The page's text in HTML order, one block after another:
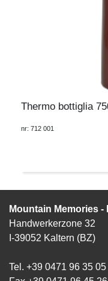
Thermo bottiglia
nr: 712 001
Mountain Memories -
Handwerkerzone 32
I-39052 Kaltern (BZ)
Tel. +39 0471 96 35 05